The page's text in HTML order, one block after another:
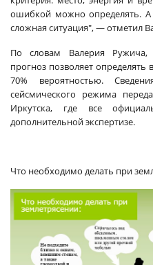
ошибкой можно определять. А
сложная ситуация", — отметил
По словам Валерия Ружича,
прогноз позволяет определять
70% вероятностью.
сейсмического режима
Иркутска, где все
дополнительной экспертизе.
Что необходимо делать при